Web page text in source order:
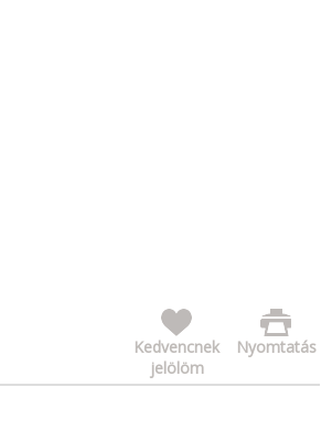
Nyomtatás
Kedvencnek
jelölöm